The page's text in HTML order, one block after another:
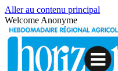
Aller au contenu principal
Welcome Anonyme